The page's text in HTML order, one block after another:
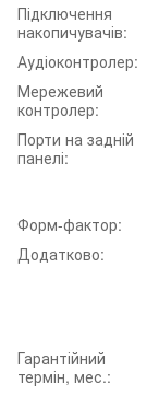
Підключення
накопичувачів:
Аудіоконтролер:
Мережевий
контролер:
Порти на задній
панелі:
Форм-фактор:
Додатково:
Гарантійний
термін, мес.: